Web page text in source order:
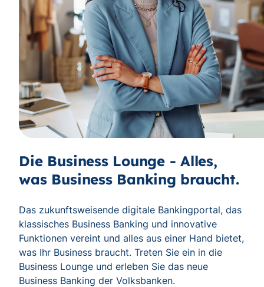
Die Business Lounge - Alles,
was Business Banking braucht.
Das zukunftsweisende digitale Bankingportal, das
klassisches Business Banking und innovative
Funktionen vereint und alles aus einer Hand bietet,
was Ihr Business braucht. Treten Sie ein in die
Business Lounge und erleben Sie das neue
Business Banking der Volksbanken.